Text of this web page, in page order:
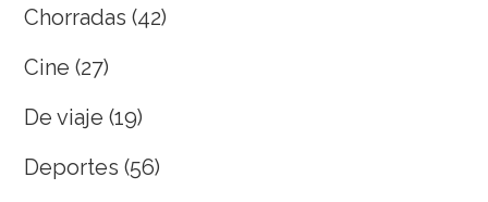
Chorradas (42)
Cine (27)
De viaje (19)
Deportes (56)